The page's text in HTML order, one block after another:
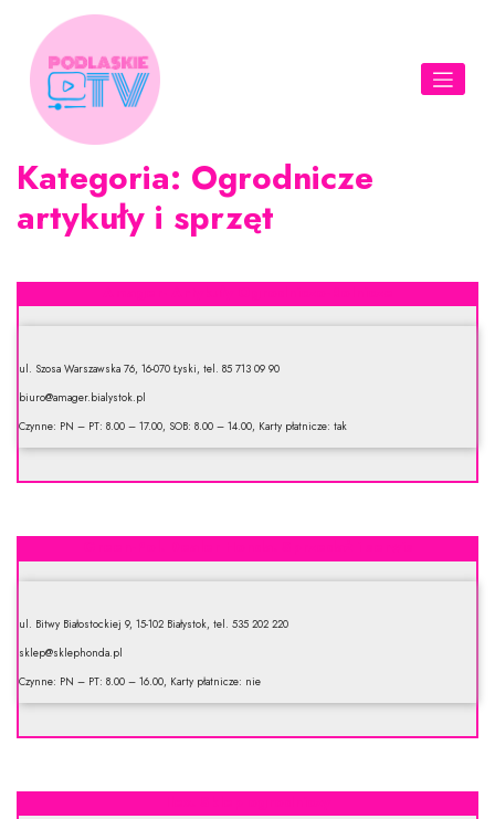
content
Kategoria: Ogrodnicze
artykuły i sprzęt
ul. Szosa Warszawska 76, 16-070 Łyski, tel. 85 713 09 90
biuro@amager.bialystok.pl
Czynne: PN – PT: 8.00 – 17.00, SOB: 8.00 – 14.00, Karty płatnicze: tak
ul. Bitwy Białostockiej 9, 15-102 Białystok, tel. 535 202 220
sklep@sklephonda.pl
Czynne: PN – PT: 8.00 – 16.00, Karty płatnicze: nie